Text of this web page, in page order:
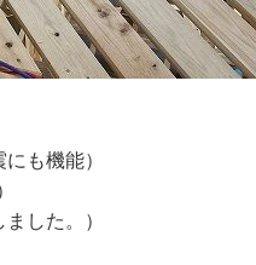
も機能）
した。）